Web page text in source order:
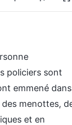
policiers sont
emmené dans
des menottes,
et en